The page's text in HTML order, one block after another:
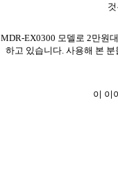
MDR-EX0300 모델로 2만원
하고 있습니다. 사용해 본
이 이